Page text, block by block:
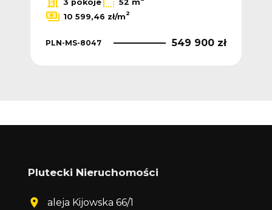
3 pokoje
52 m
10 599,46 zł/m2
PLN-MS-8047 549 900 zł
Plutecki Nieruchomości
aleja Kijowska 66/1